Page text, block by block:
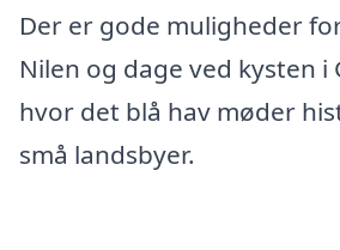
Der er gode muligheder
Nilen og dage ved kysten
hvor det blå hav møder
små landsbyer.